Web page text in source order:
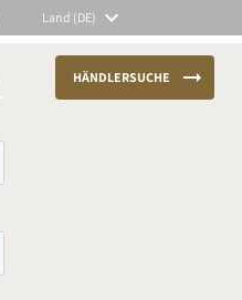
Land (DE)
HÄNDLERSUCHE